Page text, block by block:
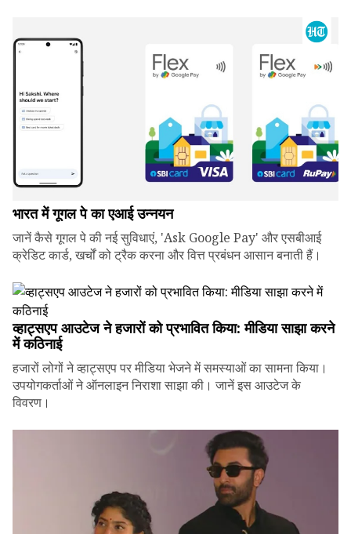
भारत में गूगल पे का एआई उन्नयन
जानें कैसे गूगल पे की नई सुविधाएं, 'Ask Google Pay' और एसबीआई
क्रेडिट कार्ड, खर्चों को ट्रैक करना और वित्त प्रबंधन आसान बनाती हैं।
व्हाट्सएप आउटेज ने हजारों को प्रभावित किया: मीडिया साझा करने
में कठिनाई
हजारों लोगों ने व्हाट्सएप पर मीडिया भेजने में समस्याओं का सामना किया।
उपयोगकर्ताओं ने ऑनलाइन निराशा साझा की। जानें इस आउटेज के
विवरण।